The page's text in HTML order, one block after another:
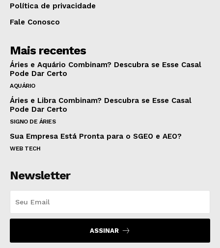
Política de privacidade
Fale Conosco
Mais recentes
Áries e Aquário Combinam? Descubra se Esse Casal
Pode Dar Certo
AQUÁRIO
Áries e Libra Combinam? Descubra se Esse Casal
Pode Dar Certo
SIGNO DE ÁRIES
Sua Empresa Está Pronta para o SGEO e AEO?
WEB TECH
Newsletter
ASSINAR